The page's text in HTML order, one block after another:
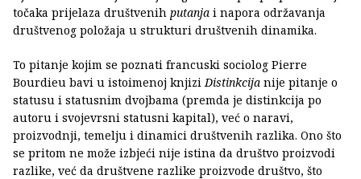
točaka prijelaza društvenih putanja i napora održavanja
društvenog položaja u strukturi društvenih dinamika.
To pitanje kojim se poznati francuski sociolog Pierre
Bourdieu bavi u istoimenoj knjizi Distinkcija nije pitanje o
statusu i statusnim dvojbama (premda je distinkcija po
autoru i svojevrsni statusni kapital), već o naravi,
proizvodnji, temelju i dinamici društvenih razlika. Ono što
se pritom ne može izbjeći nije istina da društvo proizvodi
razlike, već da društvene razlike proizvode društvo, što